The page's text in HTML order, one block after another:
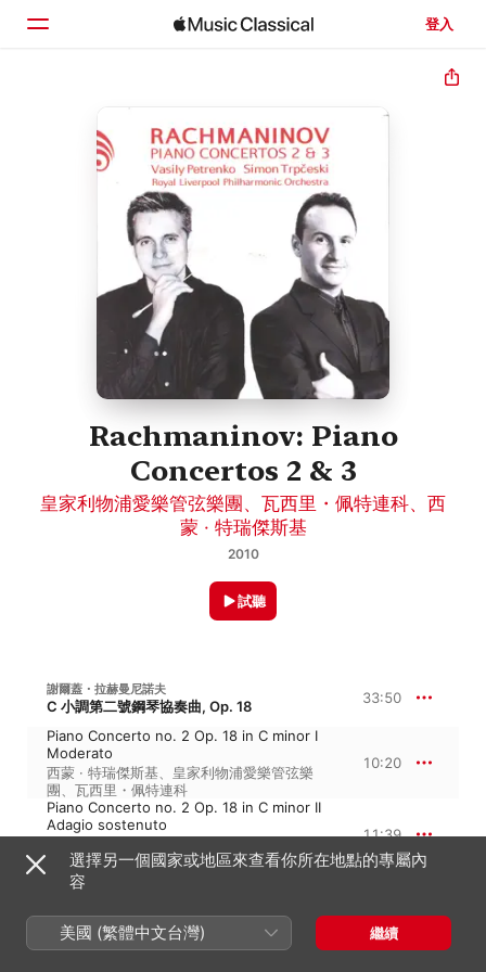
登入
瀏覽
Rachmaninov: Piano
Concertos 2 & 3
皇家利物浦愛樂管弦樂團 、 瓦西里・佩特連科、 西
蒙 · 特瑞傑斯基
2010
試聽
謝爾蓋・拉赫曼尼諾夫
C 小調第二號鋼琴協奏曲, Op. 18 33:50
Piano Concerto no. 2 Op. 18 in C minor I
Moderato
西蒙 · 特瑞傑斯基、 皇家利物浦愛樂管弦樂
團、 瓦西里・佩特連科
10:20
Piano Concerto no. 2 Op. 18 in C minor II
Adagio sostenuto
、瓦西里・佩特連科
11:39
Piano Concerto no. 2 Op. 18 in C minor III
皇家利物浦愛樂管弦樂團、西蒙 · 特瑞傑斯
、瓦西里・佩特連科
選擇另一個國家或地區來查看你所在地點的專屬內
容
美國 (繁體中文台灣) 繼續